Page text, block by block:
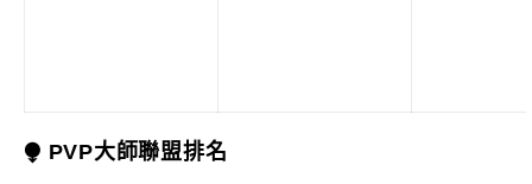
⧭ PVP大師聯盟排名